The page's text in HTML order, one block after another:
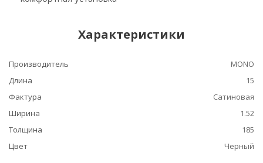
Характеристики
Производитель
MONO
Длина
15
Фактура
Сатиновая
Ширина
1.52
Толщина
185
Цвет
Черный